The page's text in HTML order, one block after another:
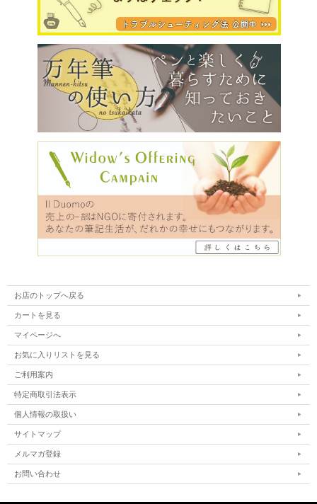
お店のトップへ戻る
カートを見る
マイページへ
お気に入りリストを見る
ご利用案内
特定商取引法表示
個人情報の取扱い
サイトマップ
メルマガ登録
お問い合わせ